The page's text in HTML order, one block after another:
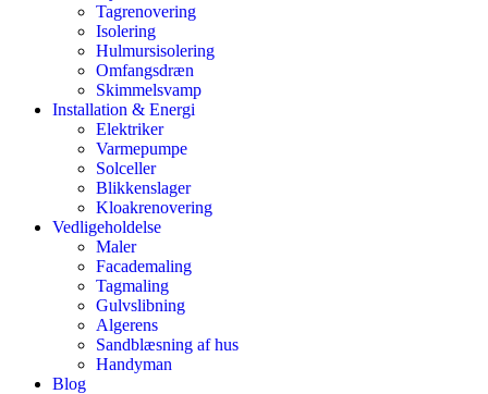
Tagrenovering
Isolering
Hulmursisolering
Omfangsdræn
Skimmelsvamp
Installation & Energi
Elektriker
Varmepumpe
Solceller
Blikkenslager
Kloakrenovering
Vedligeholdelse
Maler
Facademaling
Tagmaling
Gulvslibning
Algerens
Sandblæsning af hus
Handyman
Blog